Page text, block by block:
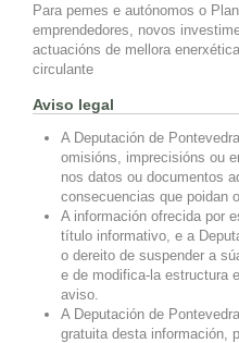
Para pemes e autónomos o
emprendedores, novos
actuacións de mellora
circulante
Aviso legal
A Deputación de
omisións, imprecisións ou
nos datos ou documentos
consecuencias que poidan
A información ofrecida por
título informativo, e a
o dereito de suspender a
e de modifica-la estructura
aviso.
A Deputación de
gratuita desta información,